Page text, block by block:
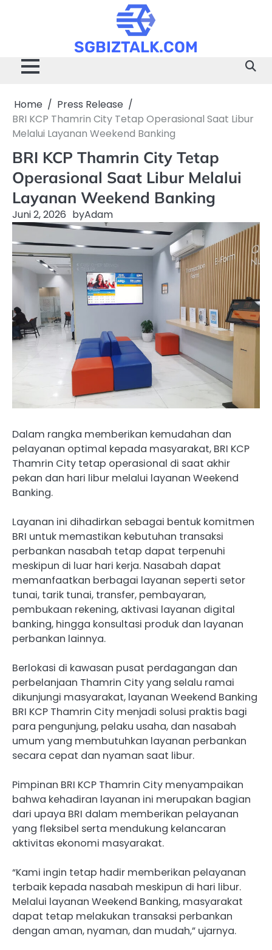
SGBIZTALK.COM
Home
Press Release
BRI KCP Thamrin City Tetap Operasional Saat Libur
Melalui Layanan Weekend Banking
BRI KCP Thamrin City Tetap
Operasional Saat Libur Melalui
Layanan Weekend Banking
Juni 2, 2026 byAdam
Dalam rangka memberikan kemudahan dan
pelayanan optimal kepada masyarakat, BRI KCP
Thamrin City tetap operasional di saat akhir
pekan dan hari libur melalui layanan Weekend
Banking.
Layanan ini dihadirkan sebagai bentuk komitmen
BRI untuk memastikan kebutuhan transaksi
perbankan nasabah tetap dapat terpenuhi
meskipun di luar hari kerja. Nasabah dapat
memanfaatkan berbagai layanan seperti setor
tunai, tarik tunai, transfer, pembayaran,
pembukaan rekening, aktivasi layanan digital
banking, hingga konsultasi produk dan layanan
perbankan lainnya.
Berlokasi di kawasan pusat perdagangan dan
perbelanjaan Thamrin City yang selalu ramai
dikunjungi masyarakat, layanan Weekend Banking
BRI KCP Thamrin City menjadi solusi praktis bagi
para pengunjung, pelaku usaha, dan nasabah
umum yang membutuhkan layanan perbankan
secara cepat dan nyaman saat libur.
Pimpinan BRI KCP Thamrin City menyampaikan
bahwa kehadiran layanan ini merupakan bagian
dari upaya BRI dalam memberikan pelayanan
yang fleksibel serta mendukung kelancaran
aktivitas ekonomi masyarakat.
“Kami ingin tetap hadir memberikan pelayanan
terbaik kepada nasabah meskipun di hari libur.
Melalui layanan Weekend Banking, masyarakat
dapat tetap melakukan transaksi perbankan
dengan aman, nyaman, dan mudah,” ujarnya.